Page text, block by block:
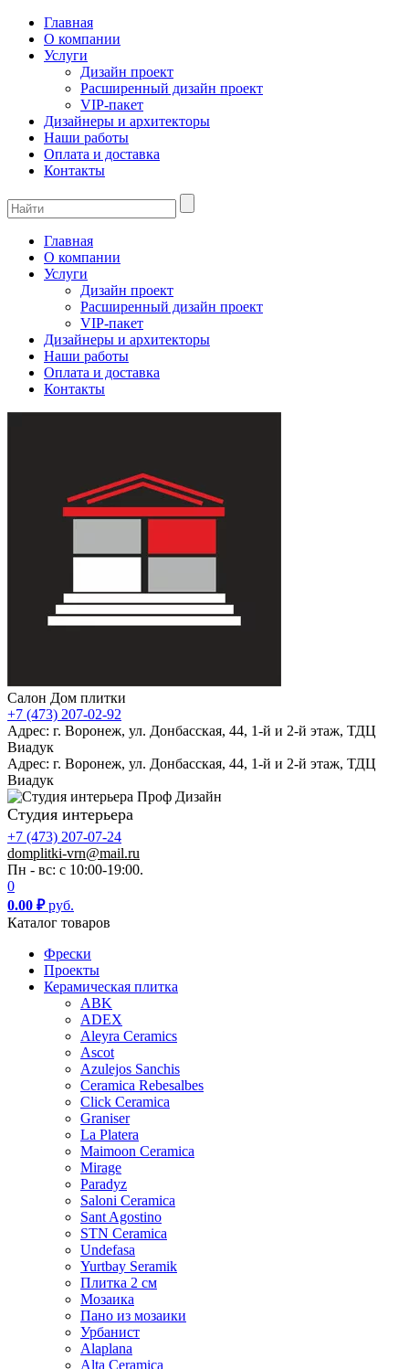
Главная
О компании
Услуги
Дизайн проект
Расширенный дизайн проект
VIP-пакет
Дизайнеры и архитекторы
Наши работы
Оплата и доставка
Контакты
Главная
О компании
Услуги
Дизайн проект
Расширенный дизайн проект
VIP-пакет
Дизайнеры и архитекторы
Наши работы
Оплата и доставка
Контакты
Салон Дом плитки
+7 (473) 207-02-92
Адрес: г. Воронеж, ул. Донбасская, 44, 1-й и 2-й этаж, ТДЦ
Виадук
Адрес: г. Воронеж, ул. Донбасская, 44, 1-й и 2-й этаж, ТДЦ
Виадук
Студия интерьера
+7 (473) 207-07-24
domplitki-vrn@mail.ru
Пн - вс: с 10:00-19:00.
0
0.00 ₽руб.
Каталог товаров
Фрески
Проекты
Керамическая плитка
ABK
ADEX
Aleyra Ceramics
Ascot
Azulejos Sanchis
Ceramica Rebesalbes
Click Ceramica
Graniser
La Platera
Maimoon Ceramica
Mirage
Paradyz
Saloni Ceramica
Sant Agostino
STN Ceramica
Undefasa
Yurtbay Seramik
Плитка 2 см
Мозаика
Пано из мозаики
Урбанист
Alaplana
Alta Ceramica